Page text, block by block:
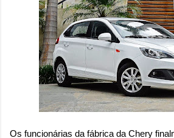
Os funcionárias da fábrica da Chery